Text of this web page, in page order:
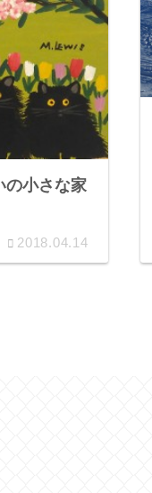
小さな家
2018.04.14